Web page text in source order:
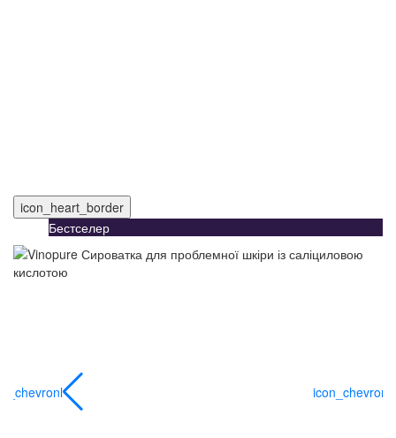
icon_heart_border
Бестселер
icon_chevronl